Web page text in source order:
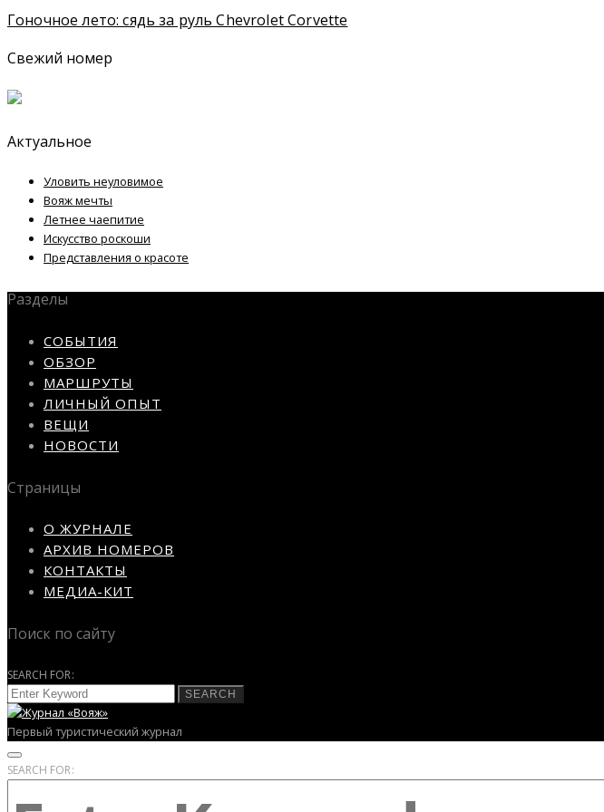
Гоночное лето: сядь за руль Chevrolet Corvette
Свежий номер
Актуальное
Уловить неуловимое
Вояж мечты
Летнее чаепитие
Искусство роскоши
Представления о красоте
Разделы
СОБЫТИЯ
ОБЗОР
МАРШРУТЫ
ЛИЧНЫЙ ОПЫТ
ВЕЩИ
НОВОСТИ
Страницы
О ЖУРНАЛЕ
АРХИВ НОМЕРОВ
КОНТАКТЫ
МЕДИА-КИТ
Поиск по сайту
SEARCH FOR:
SEARCH
Первый туристический журнал
SEARCH FOR: